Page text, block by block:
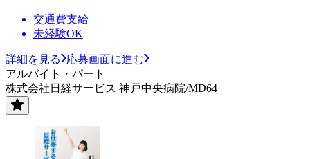
交通費支給
未経験OK
詳細を見る
応募画面に進む
アルバイト・パート
株式会社日経サービス 神戸中央病院/MD64